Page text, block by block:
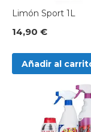
Limón Sport 1L
14,90 €
Añadir al